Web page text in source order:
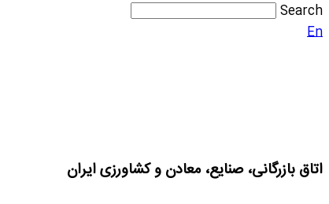
Search
En
اتاق بازرگانی، صنایع، معادن و کشاورزی ایران